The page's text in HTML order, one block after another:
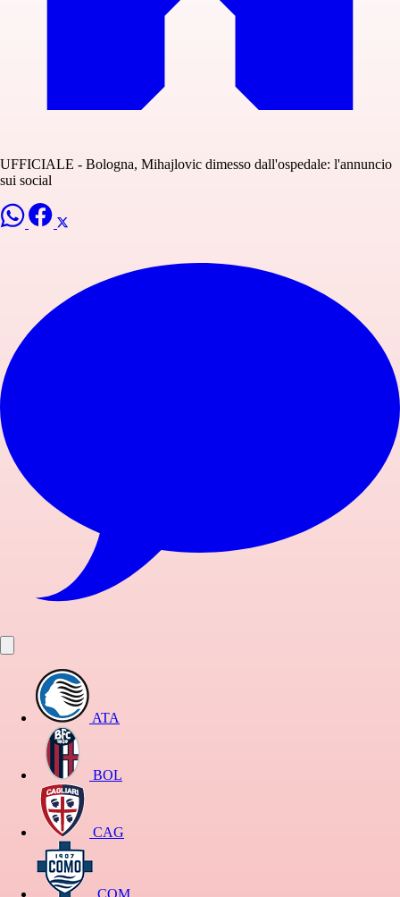
UFFICIALE - Bologna, Mihajlovic dimesso dall'ospedale: l'annuncio
sui social
ATA
BOL
CAG